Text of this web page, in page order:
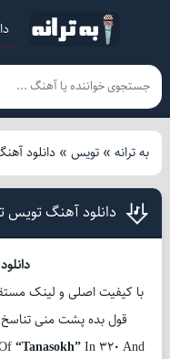
به ترانه» تویس» دانلود
دانلود آهنگ تویس
با کیفیت اصلی و لینک
قول بده پشت منی تناسخ
“Tanasokh”In 320 And